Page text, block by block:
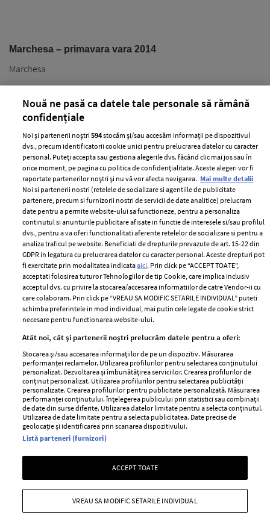
Marchesa – primavara vara 2014
Marchesa
PARTENERI
Unul dintre cele mai folosite
aeroporturi din Europa își
închide complet porțile timp
de trei luni. Milioane de
pasageri, afectați
Un vecin instruit poate salva o
viață. Vezi despre ce e vorba
Intră în culisele noii colecții
Vara care te schimbă: cum
transformi fiecare amintire
într-o poveste pe care o porți
Nouă ne pasă ca datele tale personale să rămână
confidențiale
Noi și partenerii noștri594stocăm și/sau accesăm informații pe dispozitivul
dvs., precum identificatorii cookie unici pentru prelucrarea datelor cu caracter
personal. Puteți accepta sau gestiona alegerile dvs. făcând clic mai jos sau în
orice moment, pe pagina cu politica de confidențialitate. Aceste alegeri vor fi
raportate partenerilor noștri și nu vă vor afecta navigarea. Mai multe detalii
Noi si partenerii nostri (retelele de socializare si agentiile de publicitate
partenere, precum si furnizorii nostri de servicii de date analitice) prelucram
date pentru a permite website-ului sa functioneze, pentru a personaliza
continutul si anunturile publicitare afisate in functie de interesele si/sau profilul
dvs., pentru a va oferi functionalitati aferente retelelor de socializare si pentru a
analiza traficul pe website. Beneficiati de drepturile prevazute de art. 15-22 din
GDPR in legatura cu prelucrarea datelor cu caracter personal. Aceste drepturi pot
fi exercitate prin modalitatea indicataaici. Prin click pe “ACCEPT TOATE”,
acceptati folosirea tuturor Tehnologiilor de tip Cookie, care implica inclusiv
acceptul dvs. cu privire la stocarea/accesarea informatiilor de catre Vendor-ii cu
care colaboram. Prin click pe “VREAU SA MODIFIC SETARILE INDIVIDUAL” puteti
schimba preferintele in mod individual, mai putin cele legate de cookie strict
necesare pentru functionarea website-ului.
Atât noi, cât și partenerii noștri prelucrăm datele pentru a oferi:
Stocarea și/sau accesarea informațiilor de pe un dispozitiv. Măsurarea
performanței reclamelor. Utilizarea profilurilor pentru selectarea conținutului
personalizat. Dezvoltarea și îmbunătățirea serviciilor. Crearea profilurilor de
conținut personalizat. Utilizarea profilurilor pentru selectarea publicității
personalizate. Crearea profilurilor pentru publicitate personalizată. Măsurarea
performanței conținutului. Înțelegerea publicului prin statistici sau combinații
de date din surse diferite. Utilizarea datelor limitate pentru a selecta conținutul.
Utilizarea de date limitate pentru a selecta publicitatea. Date precise de
geolocație și identificarea prin scanarea dispozitivului.
Listă parteneri (furnizori)
ACCEPT TOATE
VREAU SA MODIFIC SETARILE INDIVIDUAL